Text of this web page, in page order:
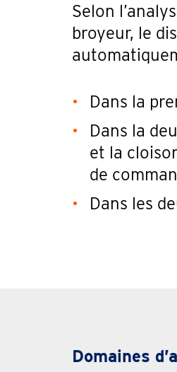
Selon
broyeur, le
Dans la
Dans la
et la
de
Dans les
Domaines